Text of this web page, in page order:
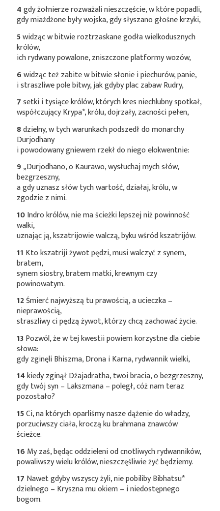
4gdy żołnierze rozważali nieszczęście, w które popadli,
gdy miażdżone były wojska, gdy słyszano głośne krzyki,
5widząc w bitwie roztrzaskane godła wielkodusznych
królów,
ich rydwany powalone, zniszczone platformy wozów,
6widząc też zabite w bitwie słonie i piechurów, panie,
i straszliwe pole bitwy, jak gdyby plac zabaw Rudry,
7setki i tysiące królów, których kres niechlubny spotkał,
współczującyKrypa*, królu, dojrzały, zacności pełen,
8dzielny, w tych warunkach podszedł do monarchy
Durjodhany
i powodowany gniewem rzekł do niego elokwentnie:
9„Durjodhano, o Kaurawo, wysłuchaj mych słów,
bezgrzeszny,
a gdy uznasz słów tych wartość, działaj, królu, w
zgodzie z nimi.
10Indro królów, nie ma ścieżki lepszej niż powinność
walki,
uznając ją, kszatrijowie walczą, byku wśród kszatrijów.
11 Kto kszatriji żywot pędzi, musi walczyć z synem,
bratem,
synem siostry, bratem matki, krewnym czy
powinowatym.
12Śmierć najwyższą tu prawością, a ucieczka –
nieprawością,
straszliwy ci pędzą żywot, którzy chcą zachować życie.
13Pozwól, że w tej kwestii powiem korzystne dla ciebie
słowa:
gdy zginęli Bhiszma, Drona i Karna, rydwannik wielki,
14kiedy zginął Dźajadratha, twoi bracia, o bezgrzeszny,
gdy twój syn – Lakszmana – poległ, cóż nam teraz
pozostało?
15Ci, na których oparliśmy nasze dążenie do władzy,
porzuciwszy ciała, kroczą ku brahmana znawców
ścieżce.
16 My zaś, będąc oddzieleni od cnotliwych rydwanników,
powaliwszy wielu królów, nieszczęśliwie żyć będziemy.
17 Nawet gdyby wszyscy żyli, nie pobilibyBibhatsu*
dzielnego – Kryszna mu okiem – i niedostępnego
bogom.